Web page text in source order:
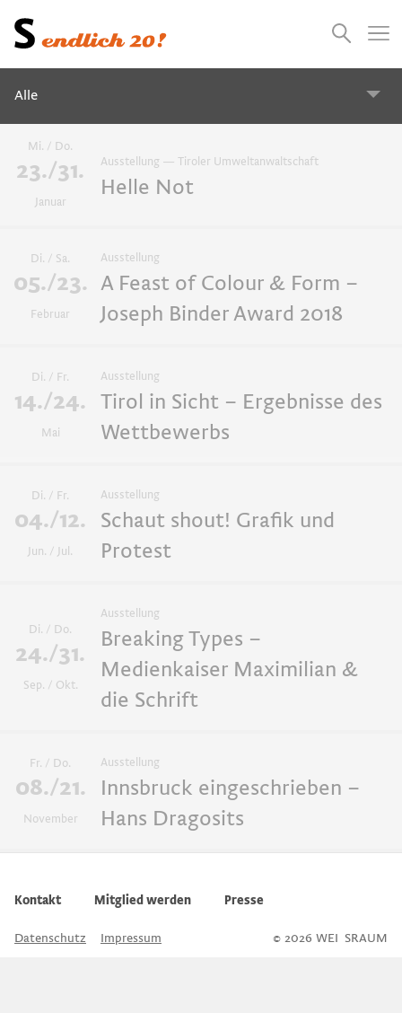
Presse
Videos
Suchen
Alle
Alle
2027
Workshops
Ausstellungen
Überblick
Insight - Impulse und Gespräch
Vorträge
Beratungsgespräch
Typowalks
GrafiKIDS
Empfehlung
Werkgespräche
Mi. / Do.
23./31.
Januar
Ausstellung — Tiroler Umweltanwaltschaft
Helle Not
Di. / Sa.
05./23.
Februar
Ausstellung
A Feast of Colour & Form –
Joseph Binder Award 2018
Di. / Fr.
14./24.
Mai
Ausstellung
Tirol in Sicht – Ergebnisse des
Wettbewerbs
Di. / Fr.
04./12.
Jun. / Jul.
Ausstellung
Schaut shout! Grafik und
Protest
Di. / Do.
24./31.
Sep. / Okt.
Ausstellung
Breaking Types –
Medienkaiser Maximilian &
die Schrift
Fr. / Do.
08./21.
November
Ausstellung
Innsbruck eingeschrieben –
Hans Dragosits
Kontakt Mitglied werden Presse
Datenschutz Impressum © 2026 WEI SRAUM